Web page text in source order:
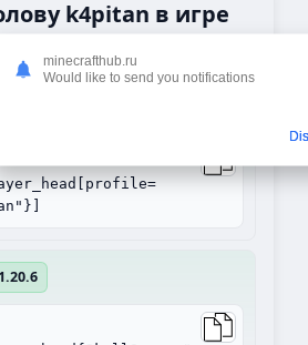
k4pitan в игре
блок:
minecrafthub.ru
Would like to send you notifications